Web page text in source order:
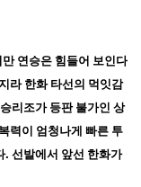
연승은 힘들어 보인다
라 한화 타선의 먹잇감
리조가 등판 불가인 상
력이 엄청나게 빠른 투
. 선발에서 앞선 한화가